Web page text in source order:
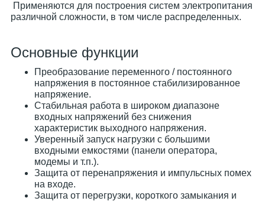
Применяются для построения систем электропитания
различной сложности, в том числе распределенных.
Основные функции
Преобразование переменного / постоянного
напряжения в постоянное стабилизированное
напряжение.
Стабильная работа в широком диапазоне
входных напряжений без снижения
характеристик выходного напряжения.
Уверенный запуск нагрузки с большими
входными емкостями (панели оператора,
модемы и т.п.).
Защита от перенапряжения и импульсных помех
на входе.
Защита от перегрузки, короткого замыкания и